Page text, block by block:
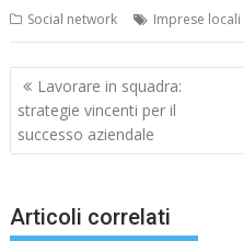
Social network Imprese locali
Navigazione
articoli
Lavorare in squadra:
strategie vincenti per il
successo aziendale
Articoli correlati